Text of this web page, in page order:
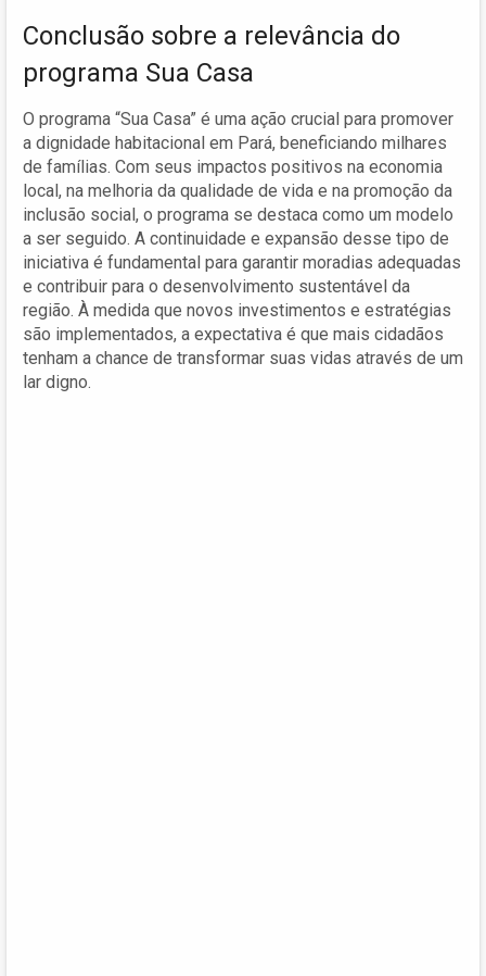
Conclusão sobre a relevância do
programa Sua Casa
O programa “Sua Casa” é uma ação crucial para promover
a dignidade habitacional em Pará, beneficiando milhares
de famílias. Com seus impactos positivos na economia
local, na melhoria da qualidade de vida e na promoção da
inclusão social, o programa se destaca como um modelo
a ser seguido. A continuidade e expansão desse tipo de
iniciativa é fundamental para garantir moradias adequadas
e contribuir para o desenvolvimento sustentável da
região. À medida que novos investimentos e estratégias
são implementados, a expectativa é que mais cidadãos
tenham a chance de transformar suas vidas através de um
lar digno.